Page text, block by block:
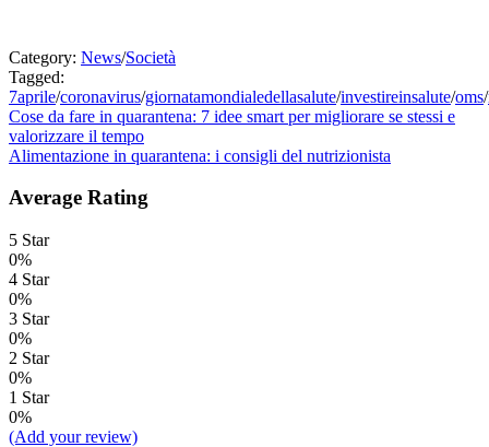
Category: News/Società
Tagged:
7aprile/coronavirus/giornatamondialedellasalute/investireinsalute/oms/
Navigazione
articoli
Previous
post:
Cose da fare in quarantena: 7 idee smart per migliorare se stessi e
valorizzare il tempo
Next
Alimentazione in quarantena: i consigli del nutrizionista
Average Rating
5 Star
0%
4 Star
0%
3 Star
0%
2 Star
0%
1 Star
0%
(Add your review)